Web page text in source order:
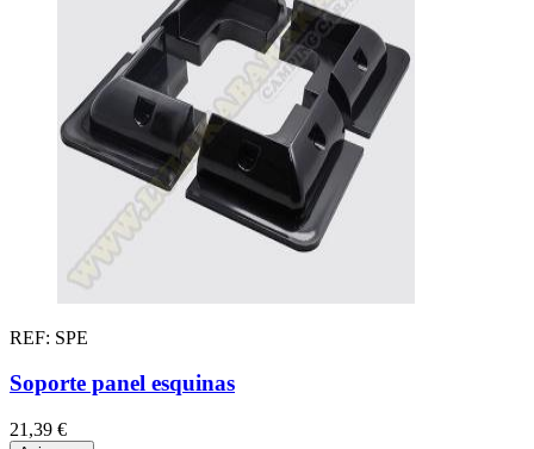
REF: SPE
Soporte panel esquinas
21,39 €